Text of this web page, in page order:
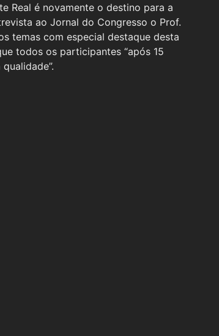
Real é novamente o destino para a
ao Jornal do Congresso o Prof.
temas com especial destaque desta
todos os participantes “após 15